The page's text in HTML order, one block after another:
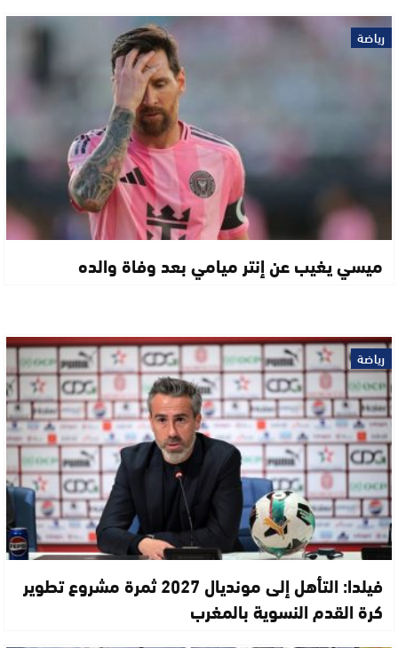
رياضة
ميسي يغيب عن إنتر ميامي بعد وفاة والده
رياضة
فيلدا: التأهل إلى مونديال 2027 ثمرة مشروع تطوير
كرة القدم النسوية بالمغرب